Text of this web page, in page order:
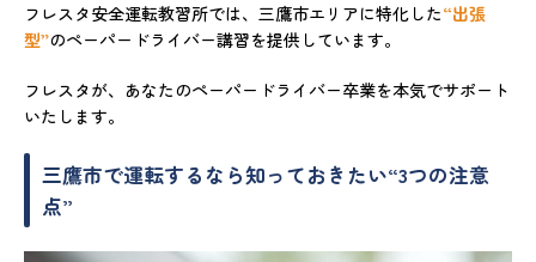
フレスタ安全運転教習所では、三鷹市エリアに特化した“出張
型”のペーパードライバー講習を提供しています。
フレスタが、あなたのペーパードライバー卒業を本気でサポート
いたします。
三鷹市で運転するなら知っておきたい“3つの注意
点”